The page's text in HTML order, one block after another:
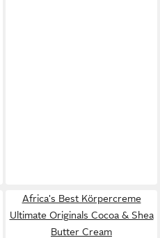
Africa's Best Körpercreme
Ultimate Originals Cocoa & Shea
Butter Cream